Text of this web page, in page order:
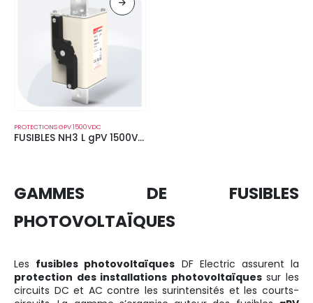
PROTECTIONS GPV 1500VDC
FUSIBLES NH3 L gPV 1500V À PERCUTEUR
GAMMES DE FUSIBLES
PHOTOVOLTAÏQUES
Les fusibles photovoltaïques DF Electric assurent la
protection des installations photovoltaïquessur les
circuits DC et AC contre les surintensités et les courts-